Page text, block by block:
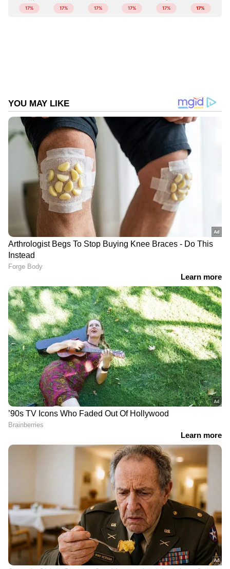
കാത്തിരിപ്പ് നീണ്ടിരിക്കുന്നത്.
വര്‍ധനവാണ് പ്രധാന കാരണമായി ഇമിഗ്രേഷന്‍
ന്യൂസിലാന്‍ഡ് ചൂണ്ടിക്കാട്ടുന്നത്. 2025 നെ
അപേക്ഷിച്ച് 2026 ല്‍ വിസ അപേക്ഷകളില്‍ 11
ശതമാനം വര്‍ധനവ് ഉണ്ടായിട്ടുണ്ട്. ഓരോ
രാജ്യത്തു നിന്നുമുള്ള അപേക്ഷകളുടെ
സ്വഭാവവും അവ പരിശോധിക്കാനുള്ള
സങ്കീര്‍ണ്ണതയും വ്യത്യസ്തമാണെന്നും
അധികൃതര്‍ വ്യക്തമാക്കുന്നു.
വിസ തള്ളുന്നത് കുറഞ്ഞു; പക്ഷേ ആശങ്ക
ബാക്കി
വിസ നടപടികള്‍ വൈകുന്നുണ്ടെങ്കിലും,
അപേക്ഷകള്‍ നിരസിക്കപ്പെടുന്ന നിരക്ക്
കുറയുന്നത് വിദ്യാര്‍ത്ഥികള്‍ക്ക്
ആശ്വാസകരമാണ്. 2024 ല്‍ പകുതിയോളം
ഇന്ത്യന്‍ അപേക്ഷകളും തള്ളിയിരുന്നു. 2025ല്‍
75.4% പേര്‍ക്ക് വിസ അനുവദിച്ചു. 23.7% പേര്‍ക്ക്
മാത്രമാണ് അപേക്ഷ നിരസിക്കപ്പെട്ടത്.